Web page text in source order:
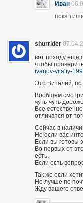
Иван
пока
shurrider
вот походу еще
чтобы
ivanov-vitaliy-
Это Виталий, по
Вообщем
чуть-чуть
Все
отличатся от
Сейчас в
Но если вас
Если вы готовы
Во первых от
есть.
Если есть
Так же если
Но лучше по
Жду вашего